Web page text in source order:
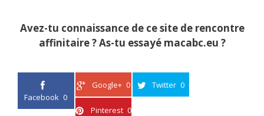
Avez-tu connaissance de ce site de rencontre
affinitaire ? As-tu essayé macabc.eu ?
Facebook 0
Google+ 0 Twitter 0
Pinterest 0